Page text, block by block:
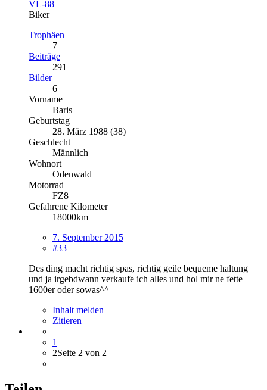
VL-88
Biker
Trophäen
7
Beiträge
291
Bilder
6
Vorname
Baris
Geburtstag
28. März 1988 (38)
Geschlecht
Männlich
Wohnort
Odenwald
Motorrad
FZ8
Gefahrene Kilometer
18000km
7. September 2015
#33
Des ding macht richtig spas, richtig geile bequeme haltung
und ja irgebdwann verkaufe ich alles und hol mir ne fette
1600er oder sowas^^
Inhalt melden
Zitieren
1
2Seite 2 von 2